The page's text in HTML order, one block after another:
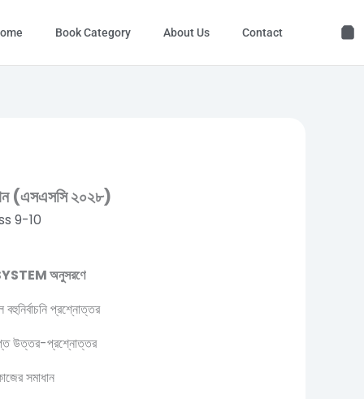
Book Category About Us Contact
(এসএসসি ২০২৮)
9-10
অনুসরণে
প্রশ্নোত্তর
উত্তর-প্রশ্নোত্তর
সমাধান